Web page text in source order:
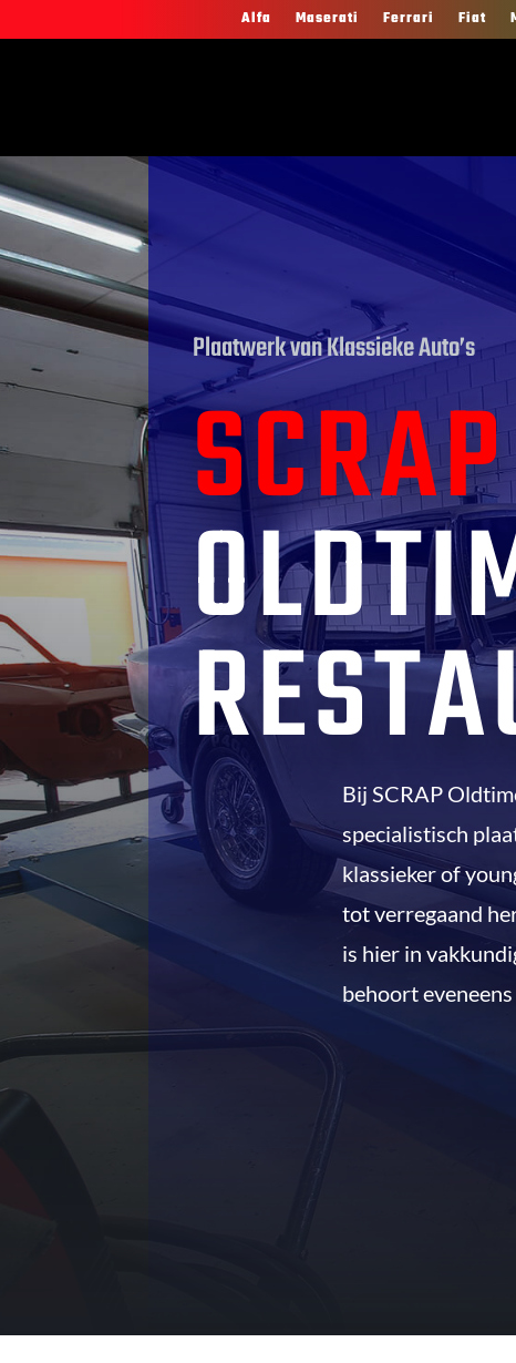
Alfa Maserati Ferrari Fiat
Plaatwerk van Klassieke Auto’s
SCRAP
Bij SCRAP
specialistisch
klassieker of
tot verregaand
is hier in
behoort